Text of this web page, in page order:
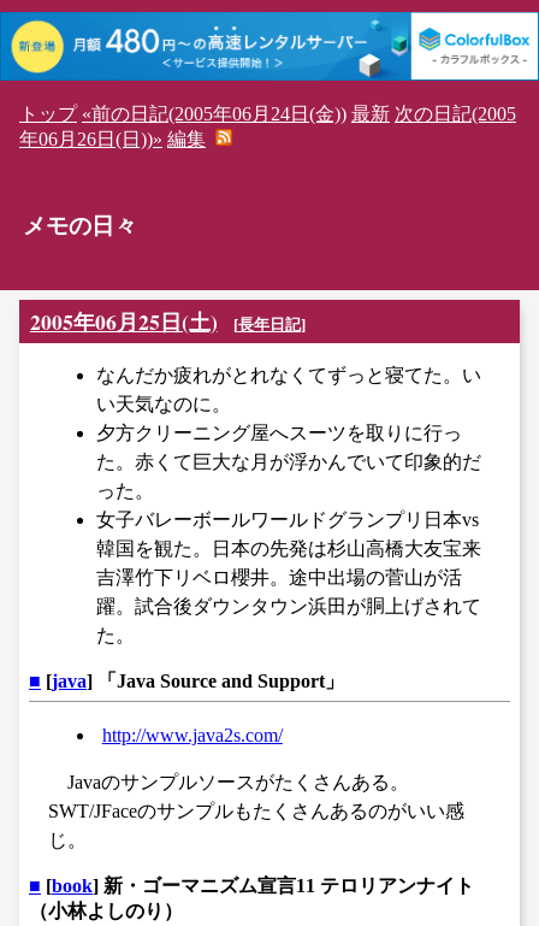
トップ «前の日記(2005年06月24日(金)) 最新 次の日記(2005
年06月26日(日))» 編集
メモの日々
2005年06月25日(土) [長年日記]
なんだか疲れがとれなくてずっと寝てた。い
い天気なのに。
夕方クリーニング屋へスーツを取りに行っ
た。赤くて巨大な月が浮かんでいて印象的だ
った。
女子バレーボールワールドグランプリ日本vs
韓国を観た。日本の先発は杉山高橋大友宝来
吉澤竹下リベロ櫻井。途中出場の菅山が活
躍。試合後ダウンタウン浜田が胴上げされて
た。
■ [java] 「Java Source and Support」
http://www.java2s.com/
Javaのサンプルソースがたくさんある。
SWT/JFaceのサンプルもたくさんあるのがいい感
じ。
■ [book] 新・ゴーマニズム宣言11 テロリアンナイト
（小林よしのり）